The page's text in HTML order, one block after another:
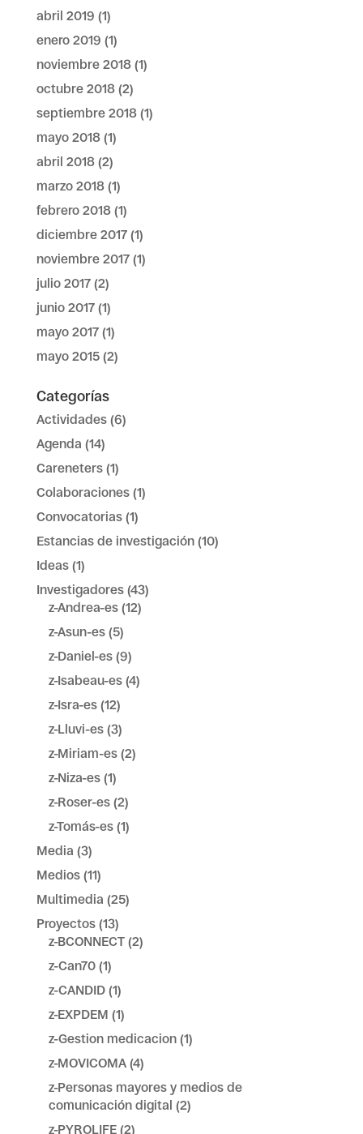
abril 2019 (1)
enero 2019 (1)
noviembre 2018(1)
octubre 2018(2)
septiembre 2018(1)
mayo 2018(1)
abril 2018(2)
marzo 2018(1)
febrero 2018(1)
diciembre 2017(1)
noviembre 2017(1)
julio 2017(2)
junio 2017(1)
mayo 2017(1)
mayo 2015(2)
Categorías
Actividades(6)
Agenda (14)
Careneters(1)
Colaboraciones(1)
Convocatorias(1)
Estancias de investigación(10)
Ideas(1)
Investigadores(43)
z-Andrea-es(12)
z-Asun-es(5)
z-Daniel-es(9)
z-Isabeau-es(4)
z-Isra-es(12)
z-Lluvi-es(3)
z-Miriam-es(2)
z-Niza-es(1)
z-Roser-es(2)
z-Tomás-es(1)
Media (3)
Medios(11)
Multimedia (25)
Proyectos(13)
z-BCONNECT(2)
z-Can70(1)
z-CANDID(1)
z-EXPDEM (1)
z-Gestion medicacion(1)
z-MOVICOMA(4)
z-Personas mayores y medios de
comunicación digital (2)
z-PYROLIFE(2)